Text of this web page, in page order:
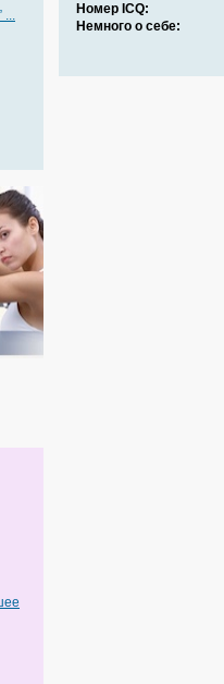
...
Номер ICQ:
Немного о себе: